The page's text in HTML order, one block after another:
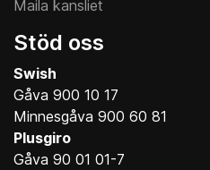
Maila kansliet
Stöd oss
Swish
Gåva 900 10 17
Minnesgåva 900 60 81
Plusgiro
Gåva 90 01 01-7